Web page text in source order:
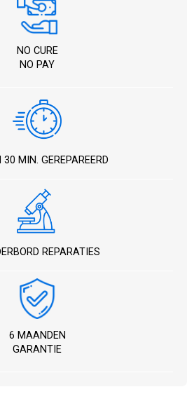
NO CURE
NO PAY
30 MIN. GEREPAREERD
REPARATIES
6 MAANDEN
GARANTIE